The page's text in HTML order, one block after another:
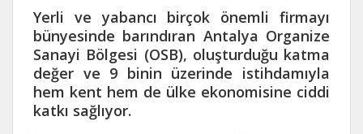
Yerli ve yabancı birçok önemli firmayı
bünyesinde barındıran Antalya Organize
Sanayi Bölgesi (OSB), oluşturduğu katma
değer ve 9 binin üzerinde istihdamıyla
hem kent hem de ülke ekonomisine ciddi
katkı sağlıyor.